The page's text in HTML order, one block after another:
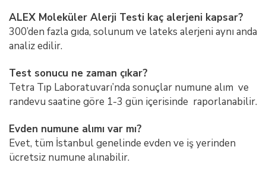
ALEX Moleküler Alerji Testi kaç alerjeni kapsar?
300’den fazla gıda, solunum ve lateks alerjeni aynı anda
analiz edilir.
Test sonucu ne zaman çıkar?
Tetra Tıp Laboratuvarı’nda sonuçlar numune alım ve
randevu saatine göre 1-3 gün içerisinde raporlanabilir.
Evden numune alımı var mı?
Evet, tüm İstanbul genelinde evden ve iş yerinden
ücretsiz numune alınabilir.